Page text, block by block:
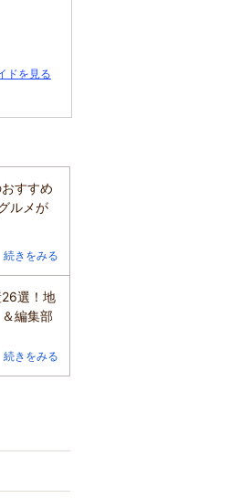
ドを見る
すすめ
ルメが
続きをみる
選！地
編集部
続きをみる